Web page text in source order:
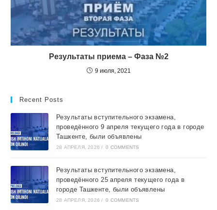
Результаты приема – Фаза №2
9 июля, 2021
Recent Posts
Результаты вступительного экзамена,
проведённого 9 апреля текущего года в городе
Ташкентe, были объявлены
28 АПРЕЛЯ, 2026 / 0 COMMENTS
Результаты вступительного экзамена,
проведённого 25 апреля текущего года в
городе Ташкентe, были объявлены
28 АПРЕЛЯ, 2026 / 0 COMMENTS